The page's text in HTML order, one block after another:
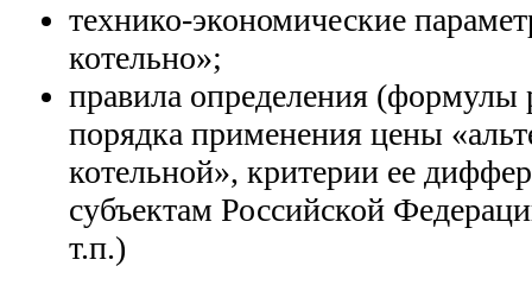
технико-экономические
котельно»;
правила определения (формулы
порядка применения цены
котельной», критерии ее
субъектам Российской
т.п.)